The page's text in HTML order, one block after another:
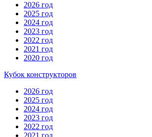
2026 год
2025 год
2024 год
2023 год
2022 год
2021 год
2020 год
Кубок конструкторов
2026 год
2025 год
2024 год
2023 год
2022 год
2021 год